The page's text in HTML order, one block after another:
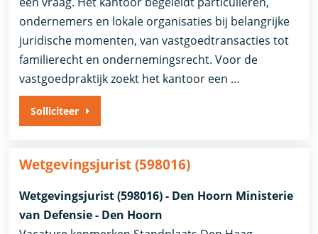
ondernemers en lokale organisaties bij belangrijke
juridische momenten, van vastgoedtransacties tot
familierecht en ondernemingsrecht. Voor de
vastgoedpraktijk zoekt het kantoor een …
Solliciteer
Wetgevingsjurist (598016)
Wetgevingsjurist (598016) - Den Hoorn Ministerie
van Defensie - Den Hoorn